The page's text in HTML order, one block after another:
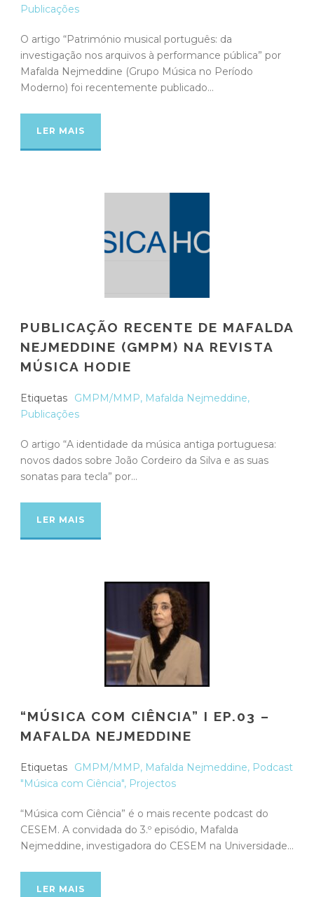
Publicações
O artigo “Património musical português: da
investigação nos arquivos à performance pública” por
Mafalda Nejmeddine (Grupo Música no Período
Moderno) foi recentemente publicado...
LER MAIS
PUBLICAÇÃO RECENTE DE MAFALDA
NEJMEDDINE (GMPM) NA REVISTA
MÚSICA HODIE
Etiquetas GMPM/MMP, Mafalda Nejmeddine,
Publicações
O artigo “A identidade da música antiga portuguesa:
novos dados sobre João Cordeiro da Silva e as suas
sonatas para tecla” por...
LER MAIS
“MÚSICA COM CIÊNCIA” I EP.03 –
MAFALDA NEJMEDDINE
Etiquetas GMPM/MMP, Mafalda Nejmeddine, Podcast
"Música com Ciência", Projectos
“Música com Ciência” é o mais recente podcast do
CESEM. A convidada do 3.º episódio, Mafalda
Nejmeddine, investigadora do CESEM na Universidade...
LER MAIS